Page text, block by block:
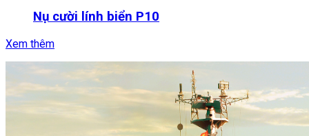
Nụ cười lính biển P10
Xem thêm